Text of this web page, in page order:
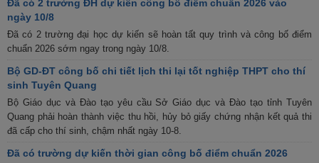
Đã có 2 trường ĐH dự kiến công bố điểm chuẩn 2026 vào
ngày 10/8
Đã có 2 trường đại học dự kiến sẽ hoàn tất quy trình và công bố điểm
chuẩn 2026 sớm ngay trong ngày 10/8.
Bộ GD-ĐT công bố chi tiết lịch thi lại tốt nghiệp THPT cho thí
sinh Tuyên Quang
Bộ Giáo dục và Đào tạo yêu cầu Sở Giáo dục và Đào tạo tỉnh Tuyên
Quang phải hoàn thành việc thu hồi, hủy bỏ giấy chứng nhận kết quả thi
đã cấp cho thí sinh, chậm nhất ngày 10-8.
Đã có trường dự kiến thời gian công bố điểm chuẩn 2026